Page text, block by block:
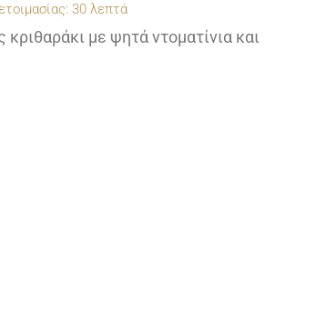
30 λεπτά
με ψητά ντοματίνια και